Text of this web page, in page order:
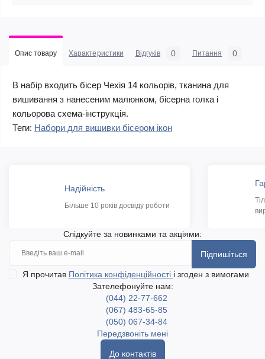
Опис товару Характеристики Відгуків 0 Питання 0
В набір входить бісер Чехія 14 кольорів, тканина для
вишивання з нанесеним малюнком, бісерна голка і
кольорова схема-інструкція.
Теги: Набори для вишивки бісером ікон
Надійність
Більше 10 років досвіду роботи
Слідкуйте за новинками та акціями:
Підпишіться
Я прочитав Політика конфіденційності і згоден з вимогами
Зателефонуйте нам:
(044) 22-77-662
(067) 483-65-85
(050) 067-34-84
Передзвоніть мені
До контактів